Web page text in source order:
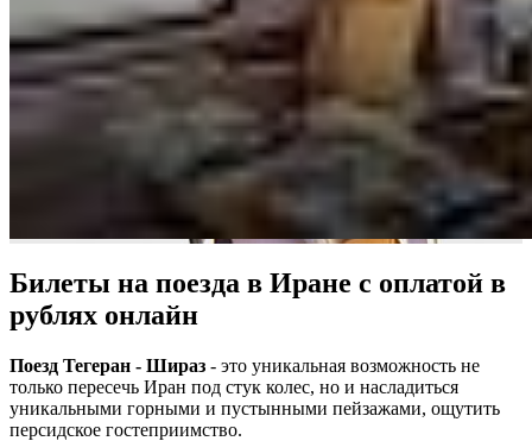
Билеты на поезда в Иране c оплатой в
рублях онлайн
Поезд Тегеран - Шираз - это уникальная возможность не
только пересечь Иран под стук колес, но и насладиться
уникальными горными и пустынными пейзажами, ощутить
персидское гостеприимство.